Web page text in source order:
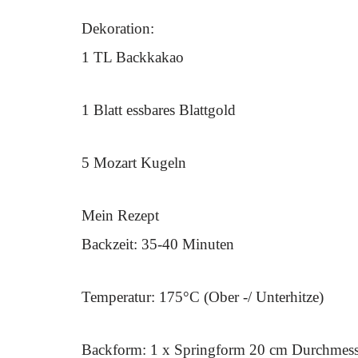
Dekoration:
1 TL Backkakao
1 Blatt essbares Blattgold
5 Mozart Kugeln
Mein Rezept
Backzeit: 35-40 Minuten
Temperatur: 175°C (Ober -/ Unterhitze)
Backform: 1 x Springform 20 cm